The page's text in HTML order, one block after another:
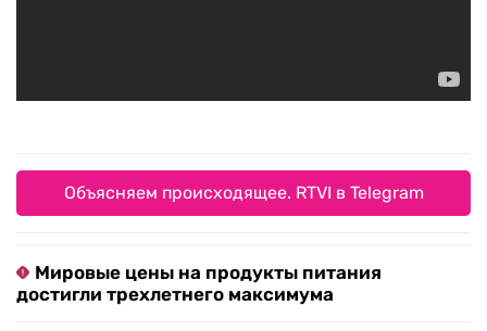
Объясняем происходящее. RTVI в Telegram
Мировые цены на продукты питания
достигли трехлетнего максимума